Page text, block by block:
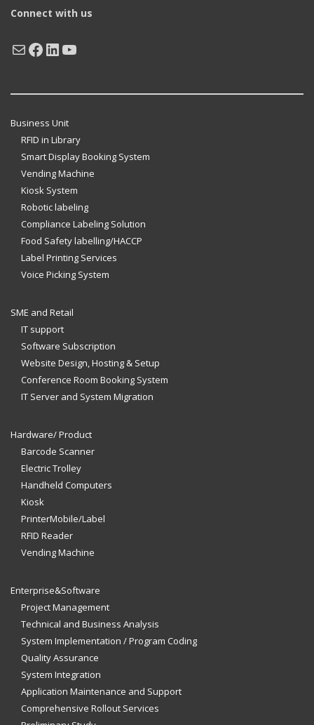
Connect with us
MailFacebook
LinkedIn
YouTube
Business Unit
RFID in Library
Smart Display Booking System
Vending Machine
Kiosk System
Robotic labeling
Compliance Labeling Solution
Food Safety labelling/HACCP
Label Printing Services
Voice Picking System
SME and Retail
IT support
Software Subscription
Website Design, Hosting & Setup
Conference Room Booking System
IT Server and System Migration
Hardware/ Product
Barcode Scanner
Electric Trolley
Handheld Computers
Kiosk
PrinterMobile/Label
RFID Reader
Vending Machine
Enterprise&Software
Project Management
Technical and Business Analysis
System Implementation / Program Coding
Quality Assurance
System Integration
Application Maintenance and Support
Comprehensive Rollout Services